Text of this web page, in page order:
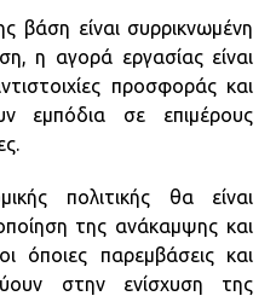
βάση είναι συρρικνωμένη
η αγορά εργασίας είναι
προσφοράς και
εμπόδια σε επιμέρους
πολιτικής θα είναι
της ανάκαμψης και
όποιες παρεμβάσεις και
στην ενίσχυση της